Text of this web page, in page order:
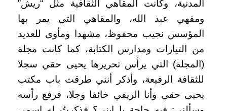
المدنية، وكانت المقاهي الثقافية مثل “ريش”
ومقهي عبد الله، والمقاهي التي يمر بها
المؤسس نجيب محفوظ، مشهدا ومأوى للعديد
من التيارات ومدارس الكتابة، كما كانت مجلة
(المجلة) التي يرأس تحريرها يحيى حقي سجلا
للثقافة الرفيعة، وأذكر أنني طرقت باب مكتب
يحيى حقي وأنا الريفي خائفا وجلا، فرفع رأسه